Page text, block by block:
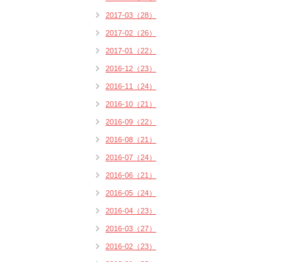
2017-03（28）
2017-02（26）
2017-01（22）
2016-12（23）
2016-11（24）
2016-10（21）
2016-09（22）
2016-08（21）
2016-07（24）
2016-06（21）
2016-05（24）
2016-04（23）
2016-03（27）
2016-02（23）